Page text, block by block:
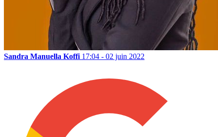
Sandra Manuella Koffi 17:04 - 02 juin 2022